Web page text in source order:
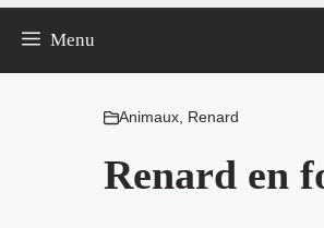
Menu
Animaux, Renard
Renard en